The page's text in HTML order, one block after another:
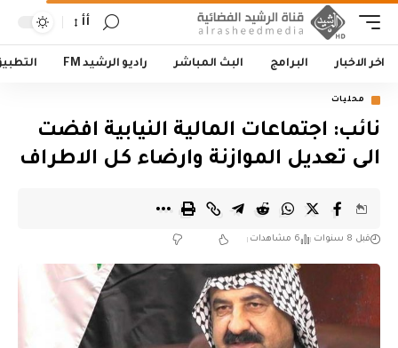
أأ
اخر الاخبار البرامج البث المباشر راديو الرشيد FM
محليات
نائب: اجتماعات المالية النيابية افضت
الى تعديل الموازنة وارضاء كل الاطراف
قبل 8 سنوات 6 مشاهدات